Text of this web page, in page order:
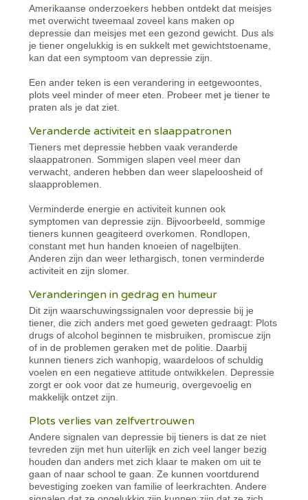
Amerikaanse onderzoekers hebben ontdekt dat meisjes
met overwicht tweemaal zoveel kans maken op
depressie dan meisjes met een gezond gewicht. Dus als
je tiener ongelukkig is en sukkelt met gewichtstoename,
kan dat een symptoom van depressie zijn.
Een ander teken is een verandering in eetgewoontes,
plots veel minder of meer eten. Probeer met je tiener te
praten als je dat ziet.
Veranderde activiteit en slaappatronen
Tieners met depressie hebben vaak veranderde
slaappatronen. Sommigen slapen veel meer dan
verwacht, anderen hebben dan weer slapeloosheid of
slaapproblemen.
Verminderde energie en activiteit kunnen ook
symptomen van depressie zijn. Bijvoorbeeld, sommige
tieners kunnen geagiteerd overkomen. Rondlopen,
constant met hun handen knoeien of nagelbijten.
Anderen zijn dan weer lethargisch, tonen verminderde
activiteit en zijn slomer.
Veranderingen in gedrag en humeur
Dit zijn waarschuwingssignalen voor depressie bij je
tiener, die zich anders met goed geweten gedraagt: Plots
drugs of alcohol beginnen te misbruiken, promiscue zijn
of in de problemen geraken met de politie. Daarbij
kunnen tieners zich wanhopig, waardeloos of schuldig
voelen en een negatieve attitude ontwikkelen. Depressie
zorgt er ook voor dat ze humeurig, overgevoelig en
makkelijk ontzet zijn.
Plots verlies van zelfvertrouwen
Andere signalen van depressie bij tieners is dat ze niet
tevreden zijn met hun uiterlijk en zich veel langer bezig
houden dan anders met zich klaar te maken om uit te
gaan of naar school te gaan. Ze kunnen voortdurend
bevestiging zoeken van familie of leerkrachten. Andere